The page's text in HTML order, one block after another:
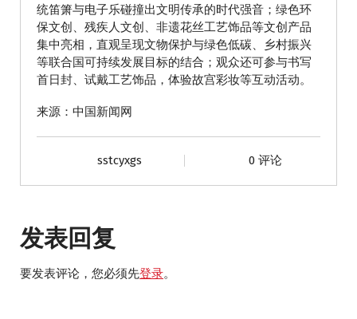
统笛箫与电子乐碰撞出文明传承的时代强音；绿色环
保文创、残疾人文创、非遗花丝工艺饰品等文创产品
集中亮相，直观呈现文物保护与绿色低碳、乡村振兴
等联合国可持续发展目标的结合；观众还可参与书写
首日封、试戴工艺饰品，体验故宫彩妆等互动活动。
来源：中国新闻网
sstcyxgs 0 评论
发表回复
要发表评论，您必须先登录。